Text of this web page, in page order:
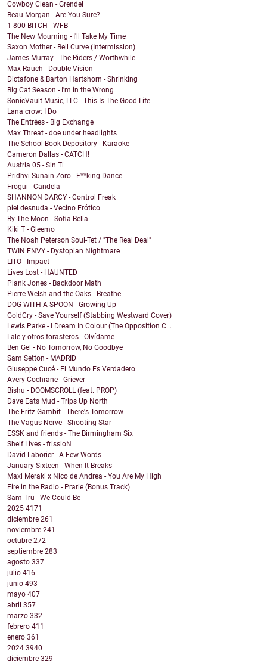
Cowboy Clean - Grendel
Beau Morgan - Are You Sure?
1-800 BITCH - WFB
The New Mourning - I'll Take My Time
Saxon Mother - Bell Curve (Intermission)
James Murray - The Riders / Worthwhile
Max Rauch - Double Vision
Dictafone & Barton Hartshorn - Shrinking
Big Cat Season - I'm in the Wrong
SonicVault Music, LLC - This Is The Good Life
Lana crow: I Do
The Entrées - Big Exchange
Max Threat - doe under headlights
The School Book Depository - Karaoke
Cameron Dallas - CATCH!
Austria 05 - Sin Ti
Pridhvi Sunain Zoro - F**king Dance
Frogui - Candela
SHANNON DARCY - Control Freak
piel desnuda - Vecino Erótico
By The Moon - Sofia Bella
Kiki T - Gleemo
The Noah Peterson Soul-Tet / "The Real Deal"
TWIN ENVY - Dystopian Nightmare
LITO - Impact
Lives Lost - HAUNTED
Plank Jones - Backdoor Math
Pierre Welsh and the Oaks - Breathe
DOG WITH A SPOON - Growing Up
GoldCry - Save Yourself (Stabbing Westward Cover)
Lewis Parke - I Dream In Colour (The Opposition C...
Lale y otros forasteros - Olvídame
Ben Gel - No Tomorrow, No Goodbye
Sam Setton - MADRID
Giuseppe Cucé - El Mundo Es Verdadero
Avery Cochrane - Griever
Bishu - DOOMSCROLL (feat. PROP)
Dave Eats Mud - Trips Up North
The Fritz Gambit - There's Tomorrow
The Vagus Nerve - Shooting Star
ESSK and friends - The Birmingham Six
Shelf Lives - frissioN
David Laborier - A Few Words
January Sixteen - When It Breaks
Maxi Meraki x Nico de Andrea - You Are My High
Fire in the Radio - Prarie (Bonus Track)
Sam Tru - We Could Be
2025 4171
diciembre 261
noviembre 241
octubre 272
septiembre 283
agosto 337
julio 416
junio 493
mayo 407
abril 357
marzo 332
febrero 411
enero 361
2024 3940
diciembre 329